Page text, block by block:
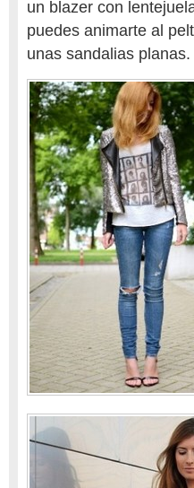
un blazer con
puedes animarte al
unas sandalias planas.